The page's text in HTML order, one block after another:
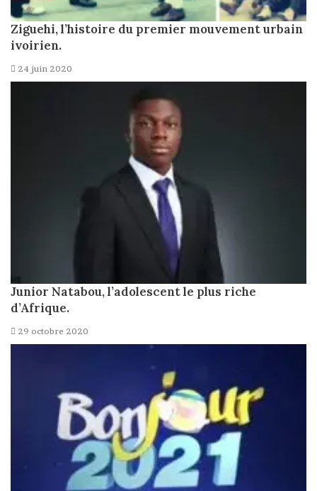
Ziguehi, l’histoire du premier mouvement urbain
ivoirien.
24 juin 2020
Junior Natabou, l’adolescent le plus riche
d’Afrique.
29 octobre 2020